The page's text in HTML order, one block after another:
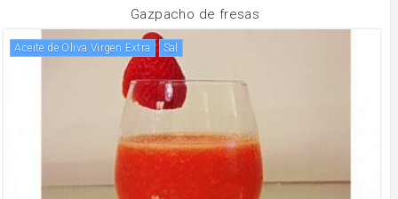
Gazpacho de fresas
Aceite de Oliva Virgen Extra sal